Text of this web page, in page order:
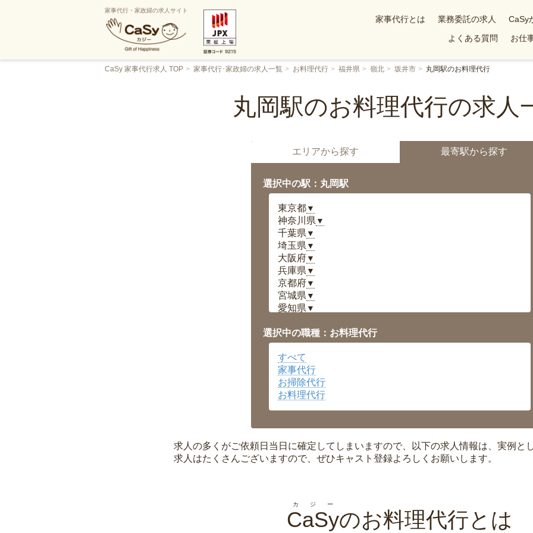
家事代行・家政婦の求人サイト
家事代行とは 業務委託の求人 CaSy
よくある質問
お仕
CaSy 家事代行求人 TOP 家事代行･家政婦の求人一覧 お料理代行 福井県 嶺北 坂井市 丸岡駅のお料理代行
丸岡駅のお料理代行の求人
エリアから探す 最寄駅から探す
選択中の駅：丸岡駅
東京都▼
神奈川県 ▼
千葉県 ▼
埼玉県 ▼
大阪府▼
兵庫県 ▼
京都府▼
宮城県 ▼
愛知県 ▼
岡山県▼
広島県▼
沖縄県
選択中の職種：お料理代行
すべて
家事代行
お掃除代行
お料理代行
求人の多くがご依頼日当日に確定してしまいますので、以下の求人情報は、実例と
求人はたくさんございますので、ぜひキャスト登録よろしくお願いします。
CaSy
カジー
のお料理代行とは